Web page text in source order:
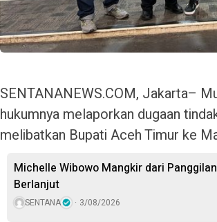
SENTANANEWS.COM, Jakarta–
hukumnya melaporkan dugaan
melibatkan Bupati Aceh Timur ke
Michelle Wibowo Mangkir dari
Berlanjut
SENTANA 3/08/2026